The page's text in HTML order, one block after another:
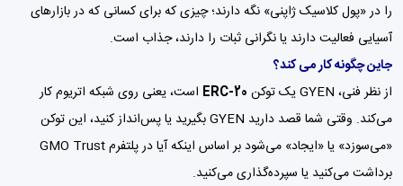
را در «پول کلاسیک ژاپنی» نگه دارند؛ چیزی که برای کسانی که در بازارهای
آسیایی فعالیت دارند یا نگرانی‌ ثبات را دارند، جذاب است.
جاین چگونه کار می کند؟
از نظر فنی، GYEN یک توکن
ERC-20 است، یعنی روی شبکه اتریوم کار
می‌کند. وقتی شما قصد دارید GYEN بگیرید یا پس‌­انداز کنید، این توکن
«می‌سوزد» یا «ایجاد» می‌شود بر اساس اینکه آیا در پلتفرم GMO Trust
برداشت می‌کنید یا سپرده‌گذاری می‌کنید.